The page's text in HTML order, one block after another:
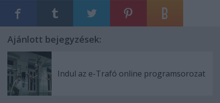
Ajánlott bejegyzések:
Indul az e-Trafó online programsorozat